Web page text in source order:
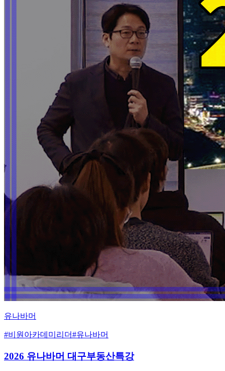
유나바머
#비원아카데미리더#유나바머
2026 유나바머 대구부동산특강